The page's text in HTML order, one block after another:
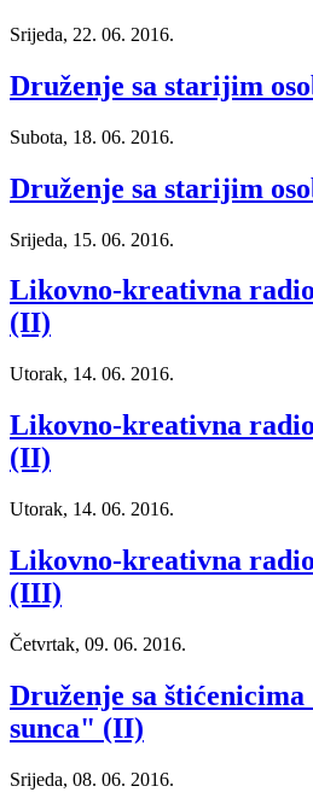
Srijeda, 22. 06. 2016.
Druženje sa starijim
Subota, 18. 06. 2016.
Druženje sa starijim
Srijeda, 15. 06. 2016.
Likovno-kreativna
(II)
Utorak, 14. 06. 2016.
Likovno-kreativna
(II)
Utorak, 14. 06. 2016.
Likovno-kreativna
(III)
Četvrtak, 09. 06. 2016.
Druženje sa
sunca" (II)
Srijeda, 08. 06. 2016.